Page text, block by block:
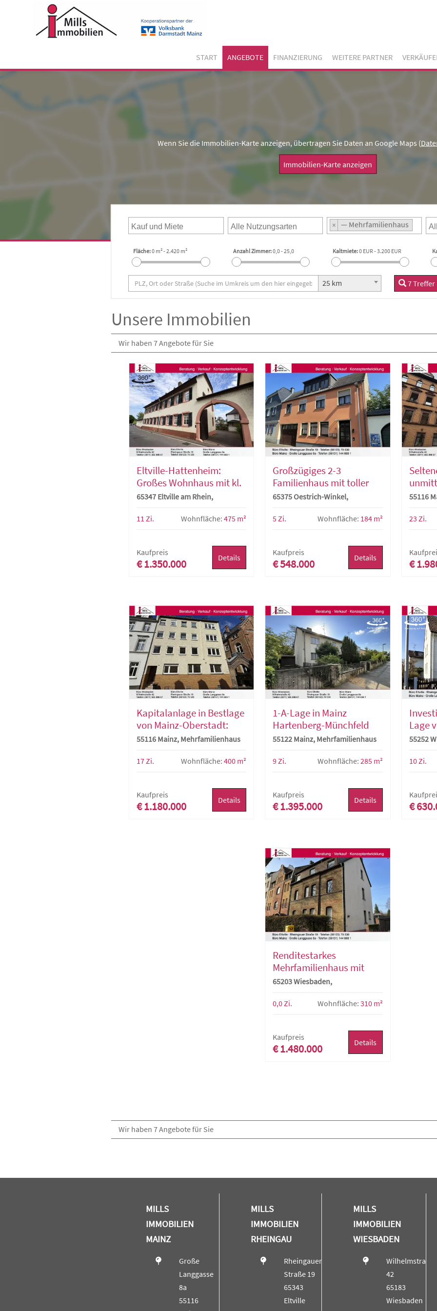
START ANGEBOTE FINANZIERUNG WEITERE PARTNER
Wenn Sie die Immobilien-Karte anzeigen, übertragen Sie Daten an Google Maps (
Immobilien-Karte anzeigen
Unsere Immobilien
× — Mehrfamilienhaus
Fläche:0 m²-2.420 m² Anzahl Zimmer:0,0-25,0 Kaltmiete:0 EUR-3.200 EUR
25 km 7 Treffer
Wir haben 7 Angebote für Sie
Eltville-Hattenheim:
Großes Wohnhaus mit kl.
Einfamilienhaus
65347 Eltville am Rhein,
11 Zi.
Wohnfläche: 475 m²
Kaufpreis
€ 1.350.000 Details
Großzügiges 2-3
Familienhaus mit toller
Terrasse in sehr guter
65375 Oestrich-Winkel,
5 Zi.
Wohnfläche: 184 m²
Kaufpreis
€ 548.000 Details
55116
23 Zi.
€
Kapitalanlage in Bestlage
von Mainz-Oberstadt:
Großzügiges
Einheiten und
55116 Mainz, Mehrfamilienhaus
17 Zi. Wohnfläche: 400 m²
Kaufpreis
€ 1.180.000 Details
1-A-Lage in Mainz
Hartenberg-Münchfeld
Beeindruckendes,
3 Familienhaus
55122 Mainz, Mehrfamilienhaus
9 Zi. Wohnfläche: 285 m²
Kaufpreis
€ 1.395.000 Details
Lage
West-
55252
10 Zi.
€
Renditestarkes
Mehrfamilienhaus mit
Baugenehmigung für ein
Familienhaus
65203 Wiesbaden,
0,0 Zi.
Wohnfläche: 310 m²
Kaufpreis
€ 1.480.000 Details
Wir haben 7 Angebote für Sie
MILLS
IMMOBILIEN
MAINZ
Große
Langgasse
8a
55116
MILLS
IMMOBILIEN
RHEINGAU
Rheingauer
Straße 19
65343
Eltville
MILLS
IMMOBILIEN
WIESBADEN
Wilhelmstraße
42
65183
Wiesbaden